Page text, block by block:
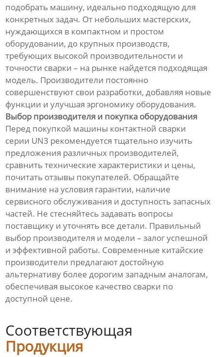
подобрать машину, идеально подходящую для
конкретных задач. От небольших мастерских,
нуждающихся в компактном и простом
оборудовании, до крупных производств,
требующих высокой производительности и
точности сварки – на рынке найдется подходящая
модель. Производители постоянно
совершенствуют свои разработки, добавляя новые
функции и улучшая эргономику оборудования.
Выбор производителя и покупка оборудования
Перед покупкой машины контактной сварки
серии UN3 рекомендуется тщательно изучить
предложения различных производителей,
сравнить технические характеристики и цены,
почитать отзывы покупателей. Обращайте
внимание на условия гарантии, наличие
сервисного обслуживания и доступность запасных
частей. Не стесняйтесь задавать вопросы
поставщику и уточнять все детали. Правильный
выбор производителя и модели – залог успешной
и эффективной работы. Современные китайские
производители предлагают достойную
альтернативу более дорогим западным аналогам,
обеспечивая высокое качество сварки по
доступной цене.
Соответствующая
Продукция